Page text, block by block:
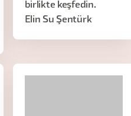
birlikte keşfedin.
Elin Su Şentürk